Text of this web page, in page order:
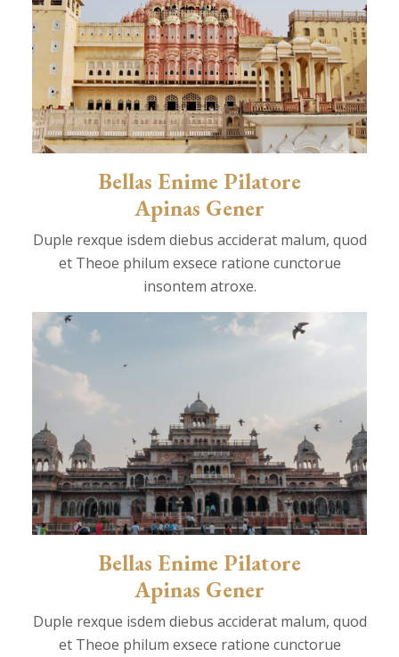
Bellas Enime Pilatore
Apinas Gener
Duple rexque isdem diebus acciderat malum, quod
et Theoe philum exsece ratione cunctorue
insontem atroxe.
Bellas Enime Pilatore
Apinas Gener
Duple rexque isdem diebus acciderat malum, quod
et Theoe philum exsece ratione cunctorue